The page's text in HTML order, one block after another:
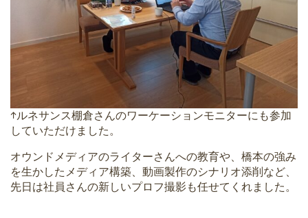
↑ルネサンス棚倉さんのワーケーションモニターにも参加
していただけました。
オウンドメディアのライターさんへの教育や、橋本の強み
を生かしたメディア構築、動画製作のシナリオ添削など、
先日は社員さんの新しいプロフ撮影も任せてくれました。